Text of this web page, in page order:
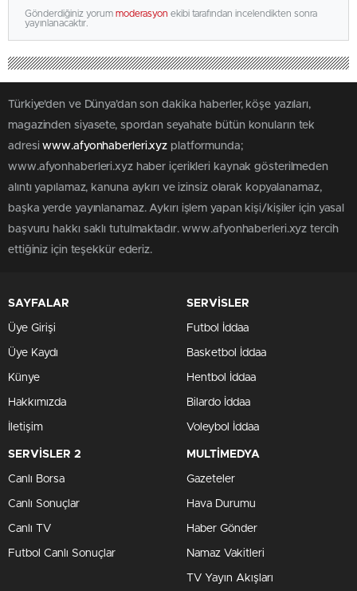
Gönderdiğiniz yorum moderasyon ekibi tarafından incelendikten sonra
yayınlanacaktır.
Türkiye'den ve Dünya’dan son dakika haberler, köşe yazıları,
magazinden siyasete, spordan seyahate bütün konuların tek
adresiwww.afyonhaberleri.xyz platformunda;
www.afyonhaberleri.xyz haber içerikleri kaynak gösterilmeden
alıntı yapılamaz, kanuna aykırı ve izinsiz olarak kopyalanamaz,
başka yerde yayınlanamaz. Aykırı işlem yapan kişi/kişiler için yasal
başvuru hakkı saklı tutulmaktadır. www.afyonhaberleri.xyz tercih
ettiğiniz için teşekkür ederiz.
SAYFALAR
Üye Girişi
Üye Kaydı
Künye
Hakkımızda
İletişim
SERVİSLER
Futbol İddaa
Basketbol İddaa
Hentbol İddaa
Bilardo İddaa
Voleybol İddaa
SERVİSLER 2
Canlı Borsa
Canlı Sonuçlar
Canlı TV
Futbol Canlı Sonuçlar
MULTİMEDYA
Gazeteler
Hava Durumu
Haber Gönder
Namaz Vakitleri
TV Yayın Akışları